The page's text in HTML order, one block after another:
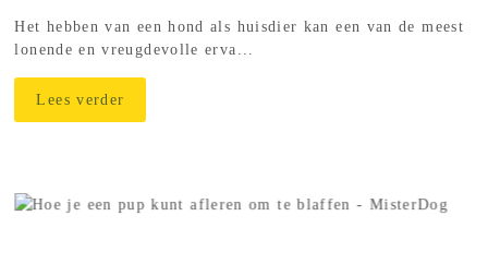
Het hebben van een hond als huisdier kan een van de meest
lonende en vreugdevolle erva...
Lees verder